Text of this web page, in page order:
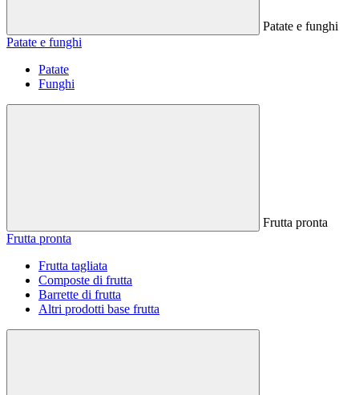
Patate e funghi
Patate e funghi
Patate
Funghi
Frutta pronta
Frutta pronta
Frutta tagliata
Composte di frutta
Barrette di frutta
Altri prodotti base frutta